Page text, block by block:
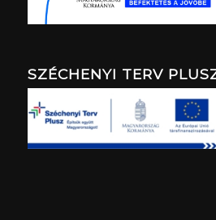
SZÉCHENYI TERV